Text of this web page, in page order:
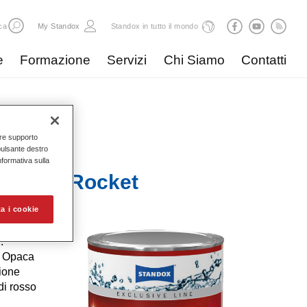
My Standox Standox in tutto il mondo
Formazione Servizi Chi Siamo Contatti
Red Rocket
rosso
supporto
destro
sulla
i cookie